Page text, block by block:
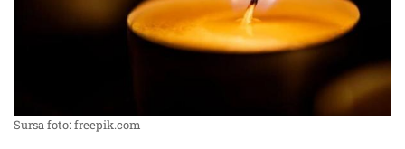
Sursa foto: freepik.com